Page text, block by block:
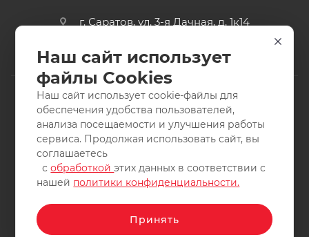
г. Саратов, ул. 3-я Дачная, д. 1к14
2011-2026 © интернет-магазин спортивных товаров
ВелоСаратов. Не является публичной офертой. Все права
защищены. Заимствование материалов и фотографий
запрещено.
Наш сайт использует
файлы Cookies
Наш сайт использует cookie-файлы для
обеспечения удобства пользователей,
анализа посещаемости и улучшения работы
сервиса. Продолжая использовать сайт, вы
соглашаетесь
собработкойэтих данных в соответствии с
нашей политики конфиденциальности.
Принять